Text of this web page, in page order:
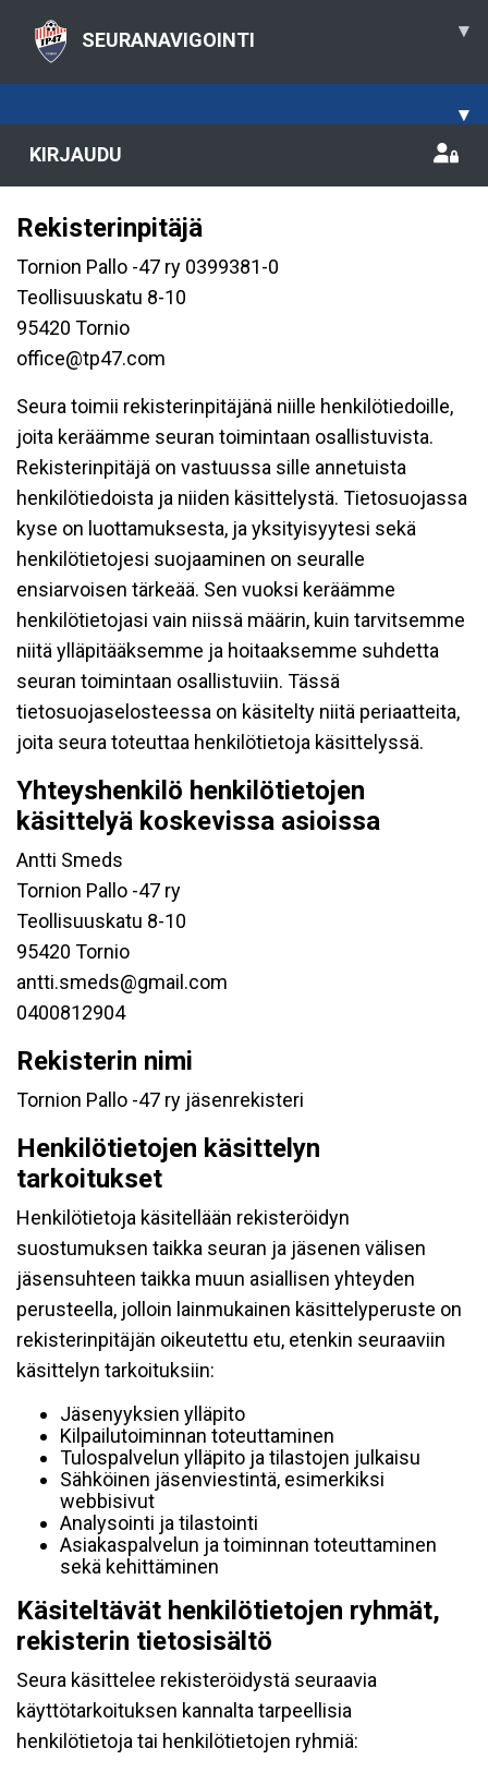
SEURANAVIGOINTI ▾
▾
KIRJAUDU
Rekisterinpitäjä
Tornion Pallo -47 ry 0399381-0
Teollisuuskatu 8-10
95420 Tornio
office@tp47.com
Seura toimii rekisterinpitäjänä niille henkilötiedoille,
joita keräämme seuran toimintaan osallistuvista.
Rekisterinpitäjä on vastuussa sille annetuista
henkilötiedoista ja niiden käsittelystä. Tietosuojassa
kyse on luottamuksesta, ja yksityisyytesi sekä
henkilötietojesi suojaaminen on seuralle
ensiarvoisen tärkeää. Sen vuoksi keräämme
henkilötietojasi vain niissä määrin, kuin tarvitsemme
niitä ylläpitääksemme ja hoitaaksemme suhdetta
seuran toimintaan osallistuviin. Tässä
tietosuojaselosteessa on käsitelty niitä periaatteita,
joita seura toteuttaa henkilötietoja käsittelyssä.
Yhteyshenkilö henkilötietojen
käsittelyä koskevissa asioissa
Antti Smeds
Tornion Pallo -47 ry
Teollisuuskatu 8-10
95420 Tornio
antti.smeds@gmail.com
0400812904
Rekisterin nimi
Tornion Pallo -47 ry jäsenrekisteri
Henkilötietojen käsittelyn
tarkoitukset
Henkilötietoja käsitellään rekisteröidyn
suostumuksen taikka seuran ja jäsenen välisen
jäsensuhteen taikka muun asiallisen yhteyden
perusteella, jolloin lainmukainen käsittelyperuste on
rekisterinpitäjän oikeutettu etu, etenkin seuraaviin
käsittelyn tarkoituksiin:
Jäsenyyksien ylläpito
Kilpailutoiminnan toteuttaminen
Tulospalvelun ylläpito ja tilastojen julkaisu
Sähköinen jäsenviestintä, esimerkiksi
webbisivut
Analysointi ja tilastointi
Asiakaspalvelun ja toiminnan toteuttaminen
sekä kehittäminen
Käsiteltävät henkilötietojen ryhmät,
rekisterin tietosisältö
Seura käsittelee rekisteröidystä seuraavia
käyttötarkoituksen kannalta tarpeellisia
henkilötietoja tai henkilötietojen ryhmiä: